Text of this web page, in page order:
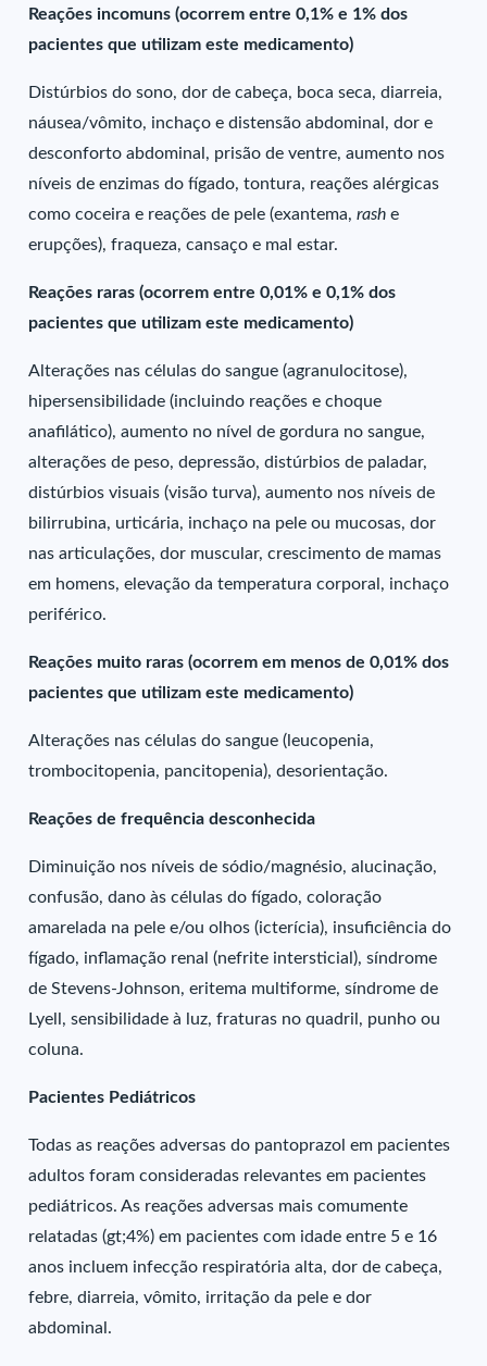
Reações incomuns (ocorrem entre 0,1% e 1% dos
pacientes que utilizam este medicamento)
Distúrbios do sono, dor de cabeça, boca seca, diarreia,
náusea/vômito, inchaço e distensão abdominal, dor e
desconforto abdominal, prisão de ventre, aumento nos
níveis de enzimas do fígado, tontura, reações alérgicas
como coceira e reações de pele (exantema,rash e
erupções), fraqueza, cansaço e mal estar.
Reações raras (ocorrem entre 0,01% e 0,1% dos
pacientes que utilizam este medicamento)
Alterações nas células do sangue (agranulocitose),
hipersensibilidade (incluindo reações e choque
anafilático), aumento no nível de gordura no sangue,
alterações de peso, depressão, distúrbios de paladar,
distúrbios visuais (visão turva), aumento nos níveis de
bilirrubina, urticária, inchaço na pele ou mucosas, dor
nas articulações, dor muscular, crescimento de mamas
em homens, elevação da temperatura corporal, inchaço
periférico.
Reações muito raras (ocorrem em menos de 0,01% dos
pacientes que utilizam este medicamento)
Alterações nas células do sangue (leucopenia,
trombocitopenia, pancitopenia), desorientação.
Reações de frequência desconhecida
Diminuição nos níveis de sódio/magnésio, alucinação,
confusão, dano às células do fígado, coloração
amarelada na pele e/ou olhos (icterícia), insuficiência do
fígado, inflamação renal (nefrite intersticial), síndrome
de Stevens-Johnson, eritema multiforme, síndrome de
Lyell, sensibilidade à luz, fraturas no quadril, punho ou
coluna.
Pacientes Pediátricos
Todas as reações adversas do pantoprazol em pacientes
adultos foram consideradas relevantes em pacientes
pediátricos. As reações adversas mais comumente
relatadas (gt;4%) em pacientes com idade entre 5 e 16
anos incluem infecção respiratória alta, dor de cabeça,
febre, diarreia, vômito, irritação da pele e dor
abdominal.